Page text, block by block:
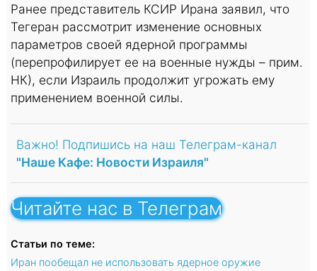
Ранее представитель КСИР Ирана заявил, что
Тегеран рассмотрит изменение основных
параметров своей ядерной программы
(перепрофилирует ее на военные нужды – прим.
НК), если Израиль продолжит угрожать ему
применением военной силы.
Важно! Подпишись на наш Телеграм-канал
"Наше Кафе: Новости Израиля"
Читайте нас в Телеграм
Статьи по теме:
Иран пообещал не использовать ядерное оружие